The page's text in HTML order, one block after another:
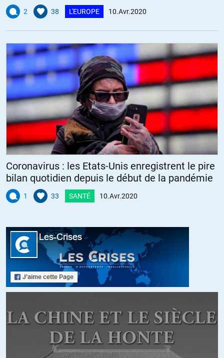
2 38 L'EUROPE 10.Avr.2020
Coronavirus : les Etats-Unis enregistrent le pire
bilan quotidien depuis le début de la pandémie
1 33 SANTÉ 10.Avr.2020